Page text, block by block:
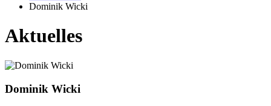
Dominik Wicki
Aktuelles
Dominik Wicki